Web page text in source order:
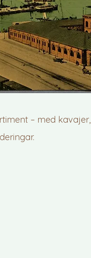
– med kavajer,